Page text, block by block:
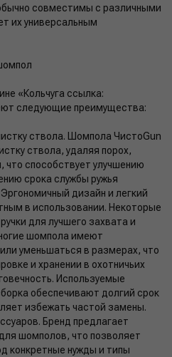
совместимы с различными
их универсальным
«Кольчуга ссылка:
следующие преимущества:
ствола. Шомпола ЧистоGun
ствола, удаляя порох,
что способствует улучшению
срока службы ружья
дизайн и легкий
в использовании. Некоторые
для лучшего захвата и
шомпола имеют
уменьшаться в размерах, что
и хранении в охотничьих
Используемые
обеспечивают долгий срок
избежать частой замены.
Бренд предлагает
шомполов, что позволяет
конкретные нужды и типы